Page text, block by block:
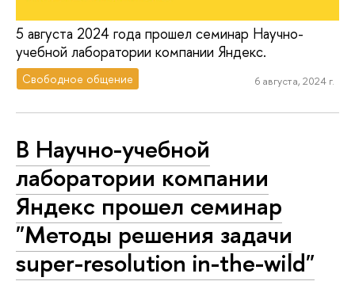
5 августа 2024 года прошел семинар Научно-
учебной лаборатории компании Яндекс.
Свободное общение 6 августа, 2024 г.
В Научно-учебной
лаборатории компании
Яндекс прошел семинар
"Методы решения задачи
super-resolution in-the-wild"